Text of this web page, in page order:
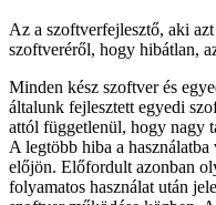
Az a szoftverfejlesztő, aki
szoftveréről, hogy hibátlan,
Minden kész szoftver és
általunk fejlesztett egyedi
attól függetlenül, hogy nagy
A legtöbb hiba a
előjön. Előfordult azonban
folyamatos használat után